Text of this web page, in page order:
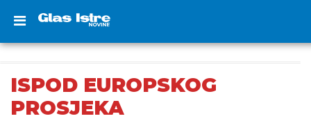
ISPOD EUROPSKOG
PROSJEKA